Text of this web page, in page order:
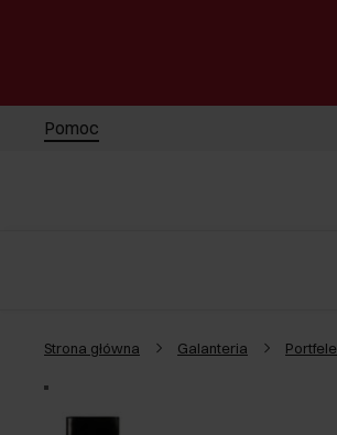
Pomoc
Strona główna Galanteria Portfele